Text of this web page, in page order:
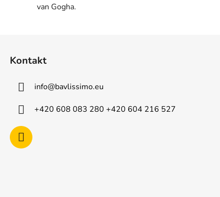
van Gogha.
Kontakt
info@bavlissimo.eu
+420 608 083 280 +420 604 216 527